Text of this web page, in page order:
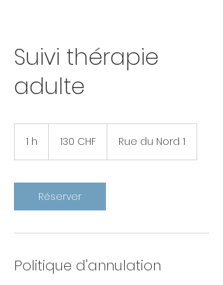
Suivi thérapie
adulte
1 h
suisses
130 CHF Rue du Nord 1
Réserver
Politique d'annulation